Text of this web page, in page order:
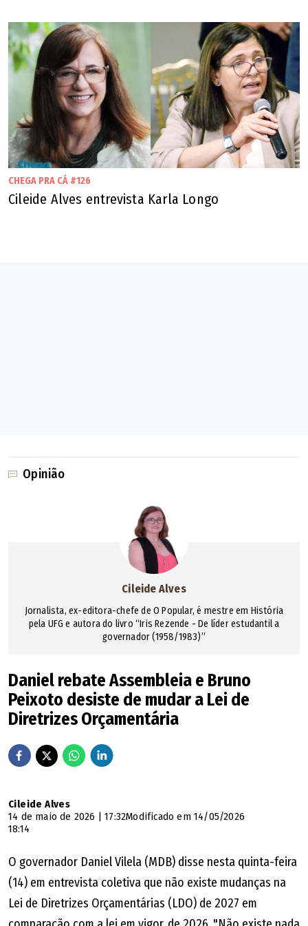
sabe o que são os precatórios, são dívidas existentes
com a prefeitura de Goiânia que são pagas no decorrer
dos anos, e esses valores arrecadados estão indo para o
GoiâniaPrev para que se pague a dívida que a prefeitura
tem.
Não é que somos contrários a reformas. Muito pelo
contrário, em 2018 eu mesmo fui favorável. Agora não há
o que se punir o servidor pela omissão da prefeitura. O
prefeitura para a convocação dos concursados da
educação. A prefeitura atendeu? Óbvio que não. Ela
O senhor já chegou a conversar com o prefeito sobre
o não pagamento dessa dívida para o GoianiaPrev?
Conversei, ele está ciente disso. E até porque eu disse a
ele que a discussão sobre reforma ou não da previdência,
deve acontecer após o pagamento e a quitação da dívida.
Então, ele está ciente disso, como o instituto também. A
presidente do instituto, a Carolina (Pereira), também está
Olha, o prefeito entende, óbvio, que existe essa dívida. Ele
acha que esse projeto também pode ser uma solução
para o pagamento dessa dívida. Agora, o texto que será
enviado à Câmara Municipal a gente desconhece, até
porque a própria presidente do instituto disse em
CHEGA PRA CÁ #126
Cileide Alves entrevista Karla Longo
Opinião
Cileide Alves
Jornalista, ex-editora-chefe de O Popular, é mestre em História
pela UFG e autora do livro “Iris Rezende - De líder estudantil a
governador (1958/1983)”
Daniel rebate Assembleia e Bruno
Peixoto desiste de mudar a Lei de
Diretrizes Orçamentária
Cileide Alves
14 de maio de 2026 | 17:32Modificado em 14/05/2026
18:14
O governador Daniel Vilela (MDB) disse nesta quinta-feira
(14) em entrevista coletiva que não existe mudanças na
Lei de Diretrizes Orçamentárias (LDO) de 2027 em